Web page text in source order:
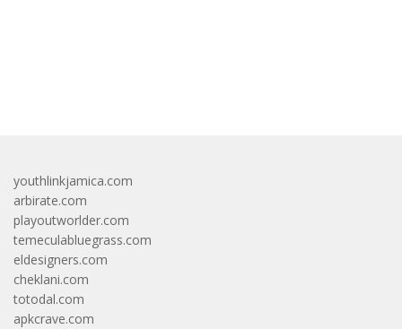
youthlinkjamica.com
arbirate.com
playoutworlder.com
temeculabluegrass.com
eldesigners.com
cheklani.com
totodal.com
apkcrave.com